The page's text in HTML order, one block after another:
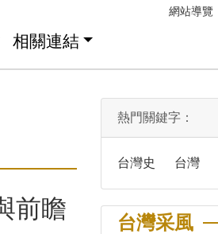
網站導覽
相關連結
前瞻
熱門關鍵字：
台灣史 台灣
台灣采風